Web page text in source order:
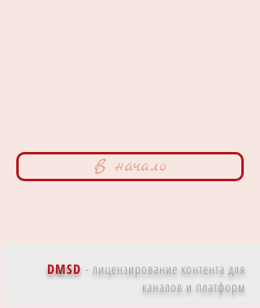
В начало
DMSD - лицензирование контента для
каналов и платформ